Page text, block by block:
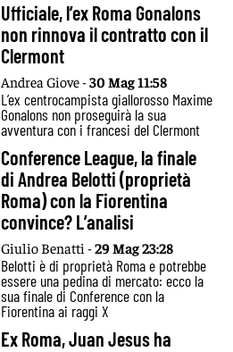
Ufficiale, l’ex Roma Gonalons
non rinnova il contratto con il
Clermont
Andrea Giove -30 Mag 11:58
L’ex centrocampista giallorosso Maxime
Gonalons non proseguirà la sua
avventura con i francesi del Clermont
Conference League, la finale
di Andrea Belotti (proprietà
Roma) con la Fiorentina
convince? L’analisi
Giulio Benatti -29 Mag 23:28
Belotti è di proprietà Roma e potrebbe
essere una pedina di mercato: ecco la
sua finale di Conference con la
Fiorentina ai raggi X
Ex Roma, Juan Jesus ha